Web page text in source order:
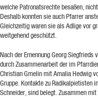
welche Patronatsrechte besaßen,
Deshalb konnten sie auch Pfarrer
Gleichzeitig waren sie als Adlige vor
weitgehend geschützt.
Nach der Ernennung Georg Siegfrieds
durch Zusammenarbeit der im
Christian Gmelin mit Amalia Hedwig
Gruppe. Kontakte zu Radikalpietisten
Schneider, sind belegt. Zusammen